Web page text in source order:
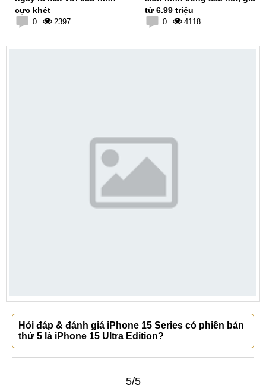
cực khét
0 2397
từ 6.99 triệu
0 4118
Hỏi đáp & đánh giá iPhone 15 Series có phiên bản
thứ 5 là iPhone 15 Ultra Edition?
5/5